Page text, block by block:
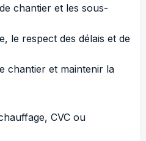
chantier et les sous-
le respect des délais et de
chantier et maintenir la
CVC ou